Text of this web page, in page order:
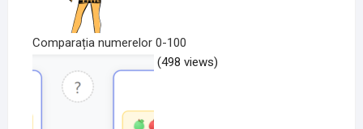
Comparația numerelor 0-100
(498 views)